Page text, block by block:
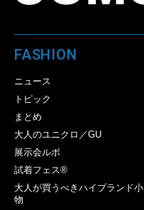
FASHION
ニュース
トピック
まとめ
大人のユニクロ／GU
展示会ルポ
試着フェス®︎
大人が買うべきハイブランド小
物